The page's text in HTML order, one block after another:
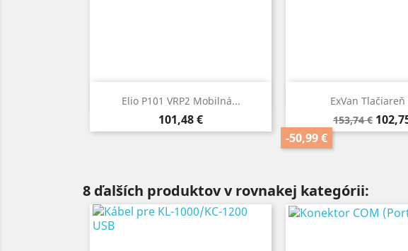
Elio P101 VRP2 Mobilná...
Cena
101,48 €
Rýchly náhľad ExVan Tlačiareň
Základná
cena
153,74 €
-50,99 €
Cena
Rýchly
8 ďalších produktov v rovnakej kategórii: